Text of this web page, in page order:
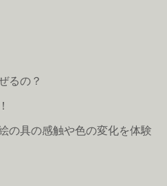
るの？
の具の感触や色の変化を体験